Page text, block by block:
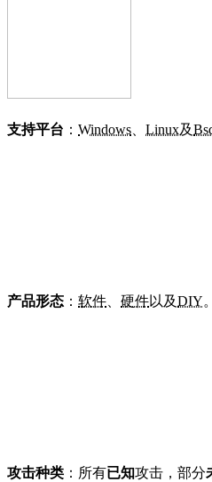
支持平台 ： Windows Linux及
产品形态 ： 软件 硬件以及DIY。
攻击种类 ：所有已知攻击，部分